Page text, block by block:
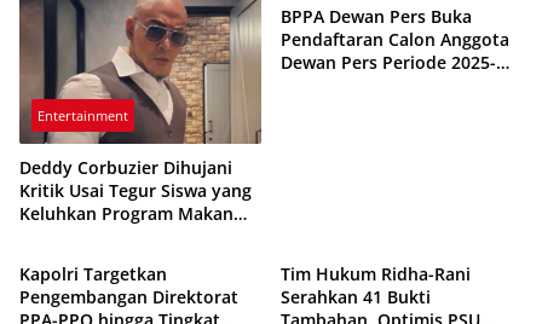
Entertainment
Deddy Corbuzier Dihujani
Kritik Usai Tegur Siswa yang
Keluhkan Program Makan
BPPA Dewan Pers Buka
Pendaftaran Calon Anggota
Dewan Pers Periode 2025-
Nasional
Kapolri Targetkan
Pengembangan Direktorat
Tim Hukum Ridha-Rani
Serahkan 41 Bukti